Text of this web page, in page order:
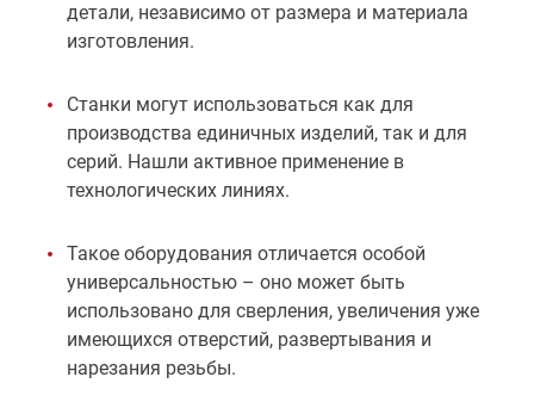
детали, независимо от размера и материала
изготовления.
Станки могут использоваться как для
производства единичных изделий, так и для
серий. Нашли активное применение в
технологических линиях.
Такое оборудования отличается особой
универсальностью – оно может быть
использовано для сверления, увеличения уже
имеющихся отверстий, развертывания и
нарезания резьбы.